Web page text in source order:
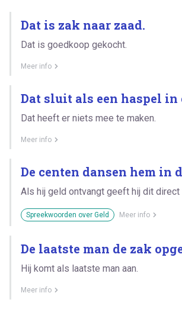
Dat is zak naar zaad.
Dat is goedkoop gekocht.
Meer info
Dat sluit als een haspel in
Dat heeft er niets mee te maken.
Meer info
De centen dansen hem in
Als hij geld ontvangt geeft hij dit direct
Spreekwoorden over Geld Meer info
De laatste man de zak
Hij komt als laatste man aan.
Meer info